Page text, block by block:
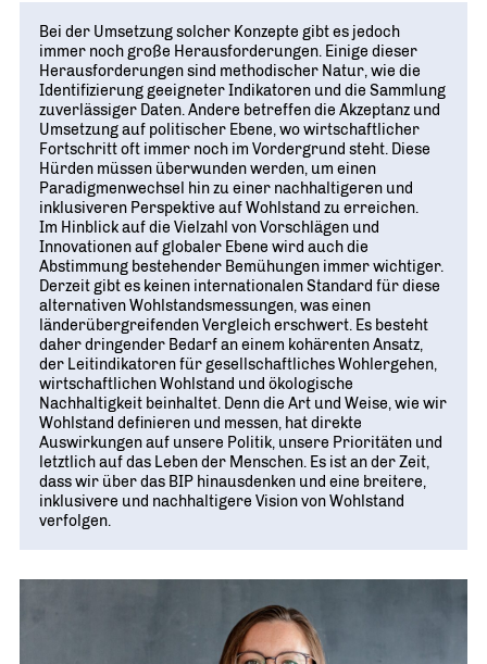
Bei der Umsetzung solcher Konzepte gibt es jedoch
immer noch große Herausforderungen. Einige dieser
Herausforderungen sind methodischer Natur, wie die
Identifizierung geeigneter Indikatoren und die Sammlung
zuverlässiger Daten. Andere betreffen die Akzeptanz und
Umsetzung auf politischer Ebene, wo wirtschaftlicher
Fortschritt oft immer noch im Vordergrund steht. Diese
Hürden müssen überwunden werden, um einen
Paradigmenwechsel hin zu einer nachhaltigeren und
inklusiveren Perspektive auf Wohlstand zu erreichen.
Im Hinblick auf die Vielzahl von Vorschlägen und
Innovationen auf globaler Ebene wird auch die
Abstimmung bestehender Bemühungen immer wichtiger.
Derzeit gibt es keinen internationalen Standard für diese
alternativen Wohlstandsmessungen, was einen
länderübergreifenden Vergleich erschwert. Es besteht
daher dringender Bedarf an einem kohärenten Ansatz,
der Leitindikatoren für gesellschaftliches Wohlergehen,
wirtschaftlichen Wohlstand und ökologische
Nachhaltigkeit beinhaltet. Denn die Art und Weise, wie wir
Wohlstand definieren und messen, hat direkte
Auswirkungen auf unsere Politik, unsere Prioritäten und
letztlich auf das Leben der Menschen. Es ist an der Zeit,
dass wir über das BIP hinausdenken und eine breitere,
inklusivere und nachhaltigere Vision von Wohlstand
verfolgen.